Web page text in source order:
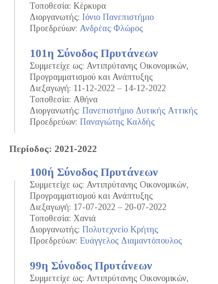
Τοποθεσία: Κέρκυρα
Διοργανωτής: Ιόνιο Πανεπιστήμιο
Προεδρεύων: Ανδρέας Φλώρος
101η Σύνοδος Πρυτάνεων
Συμμετείχε ως: Αντιπρύτανης Οικονομικών,
Προγραμματισμού και Ανάπτυξης
Διεξαγωγή: 11-12-2022 – 14-12-2022
Τοποθεσία: Αθήνα
Διοργανωτής: Πανεπιστήμιο Δυτικής Αττικής
Προεδρεύων: Παναγιώτης Καλδής
Περίοδος: 2021-2022
100ή Σύνοδος Πρυτάνεων
Συμμετείχε ως: Αντιπρύτανης Οικονομικών,
Προγραμματισμού και Ανάπτυξης
Διεξαγωγή: 17-07-2022 – 20-07-2022
Τοποθεσία: Χανιά
Διοργανωτής: Πολυτεχνείο Κρήτης
Προεδρεύων: Ευάγγελος Διαμαντόπουλος
99η Σύνοδος Πρυτάνεων
Συμμετείχε ως: Αντιπρύτανης Οικονομικών,